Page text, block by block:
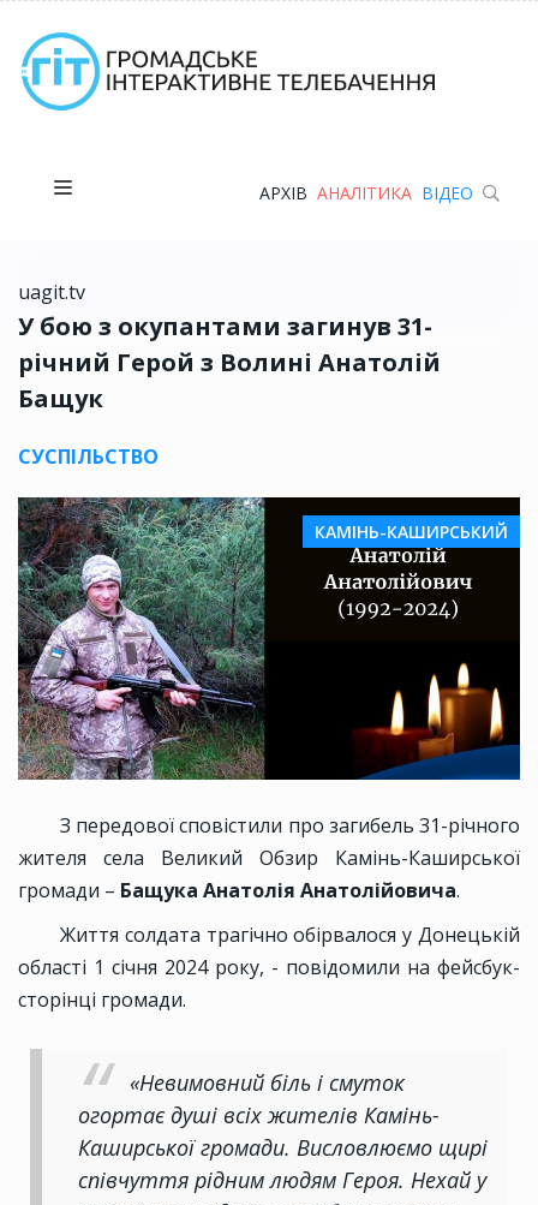
АРХІВ АНАЛІТИКА ВІДЕО
uagit.tv
У бою з окупантами загинув 31-
річний Герой з Волині Анатолій
Бащук
СУСПІЛЬСТВО
КАМІНЬ-КАШИРСЬКИЙ
З передової сповістили про загибель 31-річного
жителя села Великий Обзир Камінь-Каширської
громади – Бащука Анатолія Анатолійовича.
Життя солдата трагічно обірвалося у Донецькій
області 1 січня 2024 року, - повідомили на фейсбук-
сторінці громади.
«Невимовний біль і смуток
огортає душі всіх жителів Камінь-
Каширської громади. Висловлюємо щирі
співчуття рідним людям Героя. Нехай у